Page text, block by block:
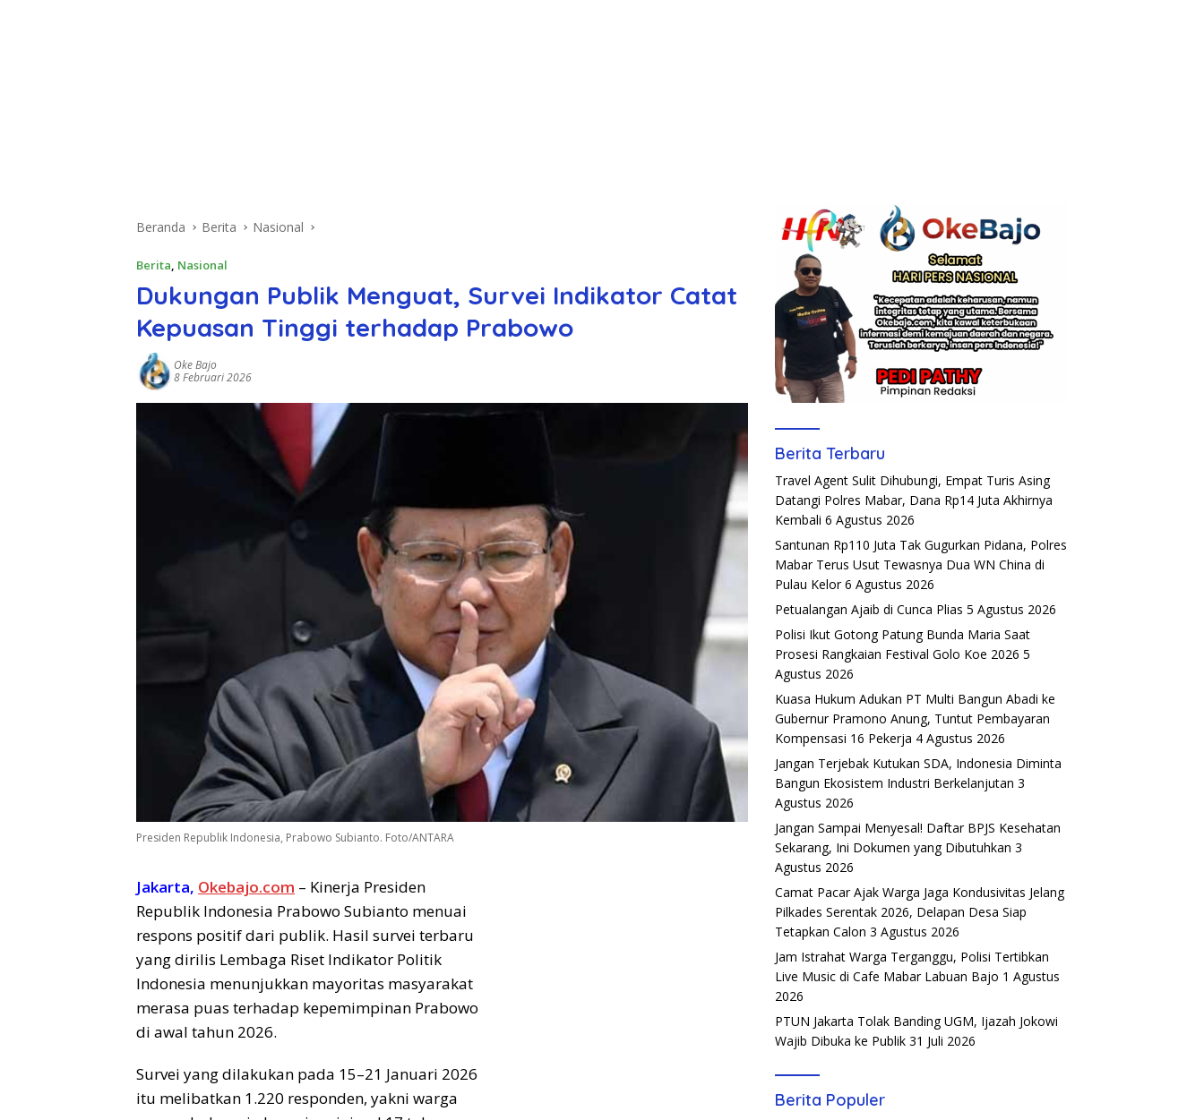
Beranda Berita Nasional
Berita, Nasional
Dukungan Publik Menguat, Survei Indikator Catat
Kepuasan Tinggi terhadap Prabowo
Oke Bajo
8 Februari 2026
Presiden Republik Indonesia, Prabowo Subianto. Foto/ANTARA
Jakarta, Okebajo.com – Kinerja Presiden
Republik Indonesia Prabowo Subianto menuai
respons positif dari publik. Hasil survei terbaru
yang dirilis Lembaga Riset Indikator Politik
Indonesia menunjukkan mayoritas masyarakat
merasa puas terhadap kepemimpinan Prabowo
di awal tahun 2026.
Survei yang dilakukan pada 15–21 Januari 2026
itu melibatkan 1.220 responden, yakni warga
Berita Terbaru
Travel Agent Sulit Dihubungi, Empat Turis Asing
Datangi Polres Mabar, Dana Rp14 Juta Akhirnya
Kembali 6 Agustus 2026
Santunan Rp110 Juta Tak Gugurkan Pidana, Polres
Mabar Terus Usut Tewasnya Dua WN China di
Pulau Kelor 6 Agustus 2026
Petualangan Ajaib di Cunca Plias 5 Agustus 2026
Polisi Ikut Gotong Patung Bunda Maria Saat
Prosesi Rangkaian Festival Golo Koe 2026 5
Agustus 2026
Kuasa Hukum Adukan PT Multi Bangun Abadi ke
Gubernur Pramono Anung, Tuntut Pembayaran
Kompensasi 16 Pekerja 4 Agustus 2026
Jangan Terjebak Kutukan SDA, Indonesia Diminta
Bangun Ekosistem Industri Berkelanjutan 3
Agustus 2026
Jangan Sampai Menyesal! Daftar BPJS Kesehatan
Sekarang, Ini Dokumen yang Dibutuhkan 3
Agustus 2026
Camat Pacar Ajak Warga Jaga Kondusivitas Jelang
Pilkades Serentak 2026, Delapan Desa Siap
Tetapkan Calon 3 Agustus 2026
Jam Istrahat Warga Terganggu, Polisi Tertibkan
Live Music di Cafe Mabar Labuan Bajo 1 Agustus
2026
PTUN Jakarta Tolak Banding UGM, Ijazah Jokowi
Wajib Dibuka ke Publik 31 Juli 2026
Berita Populer